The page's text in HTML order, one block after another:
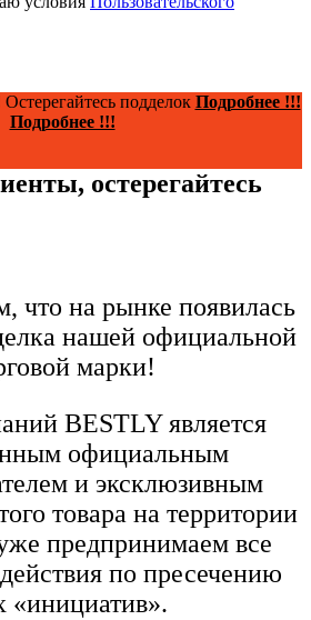
Остерегайтесь подделок Подробнее !!!
Подробнее !!!
остерегайтесь
что на рынке появилась
нашей официальной
марки!
BESTLY является
официальным
и эксклюзивным
товара на территории
предпринимаем все
по пресечению
«инициатив».